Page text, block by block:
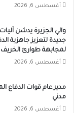
أغسطس 6, 2026
والي الجزيرة يدشن
جديدة لتعزيز جاهزية
لمجابهة طوارئ الخريف
أغسطس 6, 2026
مدير عام قوات الدفاع
مدني
أغسطس 6, 2026